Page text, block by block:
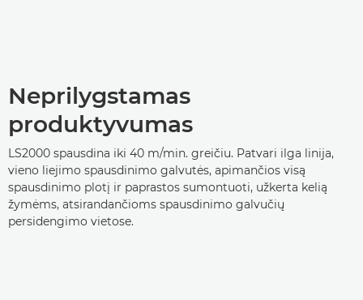
Neprilygstamas
produktyvumas
LS2000 spausdina iki 40 m/min. greičiu. Patvari ilga linija,
vieno liejimo spausdinimo galvutės, apimančios visą
spausdinimo plotį ir paprastos sumontuoti, užkerta kelią
žymėms, atsirandančioms spausdinimo galvučių
persidengimo vietose.